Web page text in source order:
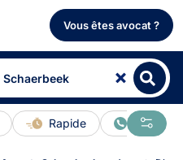
Vous êtes avocat ?
Rapide En ligne